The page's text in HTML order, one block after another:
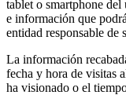
tablet o smartphone
e información que
entidad responsable de
La información
fecha y hora de visitas
ha visionado o el